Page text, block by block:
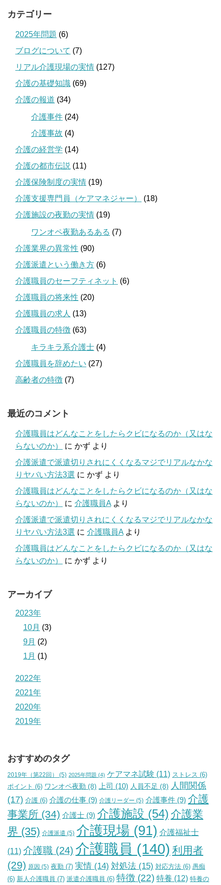
カテゴリー
2025年問題 (6)
ブログについて (7)
リアル介護現場の実情 (127)
介護の基礎知識 (69)
介護の報道 (34)
介護事件 (24)
介護事故 (4)
介護の経営学 (14)
介護の都市伝説 (11)
介護保険制度の実情 (19)
介護支援専門員（ケアマネジャー）
(18)
介護施設の夜勤の実情 (19)
ワンオペ夜勤あるある (7)
介護業界の異常性 (90)
介護派遣という働き方 (6)
介護職員のセーフティネット (6)
介護職員の将来性 (20)
介護職員の求人 (13)
介護職員の特徴 (63)
キラキラ系介護士 (4)
介護職員を辞めたい (27)
高齢者の特徴 (7)
最近のコメント
介護職員はどんなことをしたらクビになるのか（又はな
らないのか）
に かず より
介護派遣で派遣切りされにくくなるマジでリアルなかな
りヤバい方法3選 に かず より
介護職員はどんなことをしたらクビになるのか（又はな
らないのか）
に 介護職員A より
介護派遣で派遣切りされにくくなるマジでリアルなかな
りヤバい方法3選 に 介護職員A より
介護職員はどんなことをしたらクビになるのか（又はな
らないのか）
に かず より
アーカイブ
2023年
10月 (3)
9月 (2)
1月 (1)
2022年
2021年
2020年
2019年
おすすめのタグ
2019年（第22回） (5) 2025年問題 (4) ケアマネ試験 (11) ストレス (6)
ポイント (6) ワンオペ夜勤 (8) 上司 (10) 人員不足 (8) 人間関係
(17) 介護 (6) 介護の仕事 (9) 介護リーダー (5) 介護事件 (9) 介護
事業所 (34) 介護士 (9) 介護施設 (54) 介護業
界 (35) 介護派遣 (5) 介護現場 (91) 介護福祉士
(11) 介護職 (24) 介護職員 (140) 利用者
(29) 原因 (5) 夜勤 (7) 実情 (14) 対処法 (15) 対応方法 (6) 愚痴
(6) 新人介護職員 (7) 派遣介護職員 (6) 特徴 (22) 特養 (12) 特養の